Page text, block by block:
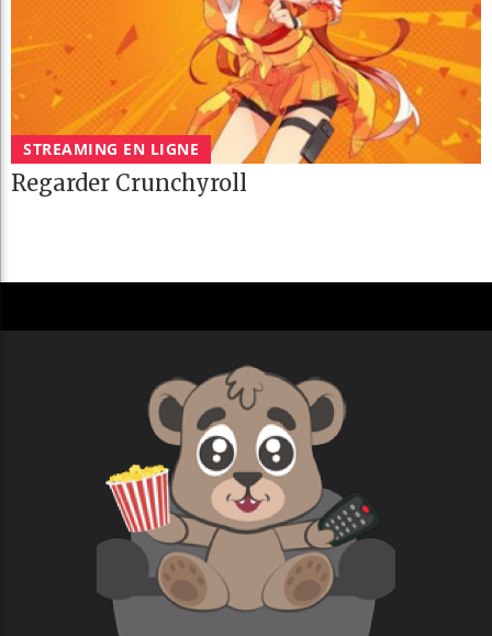
STREAMING EN LIGNE
Regarder Crunchyroll